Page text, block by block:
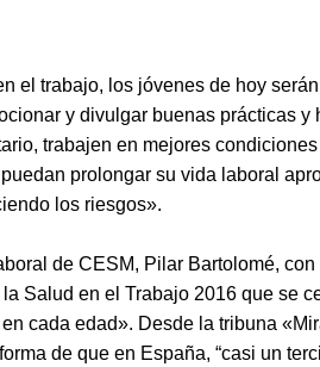
el trabajo, los jóvenes de hoy
y divulgar buenas prácticas y
trabajen en mejores
prolongar su vida laboral
los riesgos».
de CESM, Pilar Bartolomé, con
Salud en el Trabajo 2016 que se
cada edad». Desde la tribuna
de que en España, “casi un